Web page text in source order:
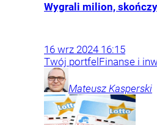
Wygrali milion,
16 wrz 2024 16:15
Twój portfel Finanse i
Mateusz Kasperski